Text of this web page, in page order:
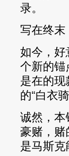
录。
写在终末
如今，好
个新的锚
是在的
的“白衣骑
诚然，本
豪赌，赌
是马斯克